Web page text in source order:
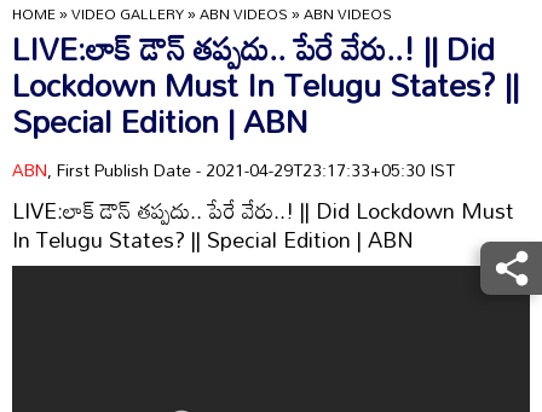
HOME»VIDEO GALLERY»ABN VIDEOS»ABN VIDEOS
LIVE:లాక్ డౌన్ తప్పదు.. పేరే వేరు..! || Did
Lockdown Must In Telugu States? ||
Special Edition | ABN
ABN, First Publish Date - 2021-04-29T23:17:33+05:30 IST
LIVE:లాక్ డౌన్ తప్పదు.. పేరే వేరు..! || Did Lockdown Must
In Telugu States? || Special Edition | ABN